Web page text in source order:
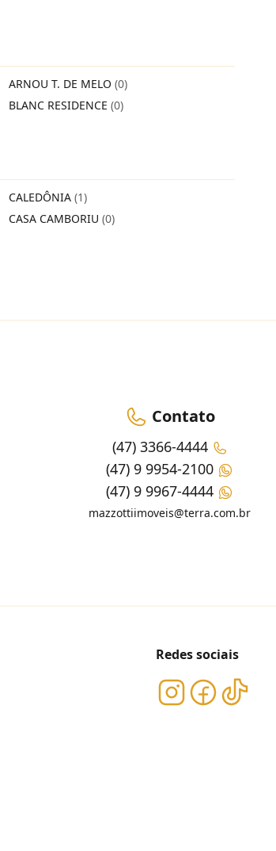
ARNOU T. DE MELO (0)
BLANC RESIDENCE (0)
CALEDÔNIA (1)
CASA CAMBORIU (0)
Contato
(47) 3366-4444
(47) 9 9954-2100
(47) 9 9967-4444
mazzottiimoveis@terra.com.br
Redes sociais